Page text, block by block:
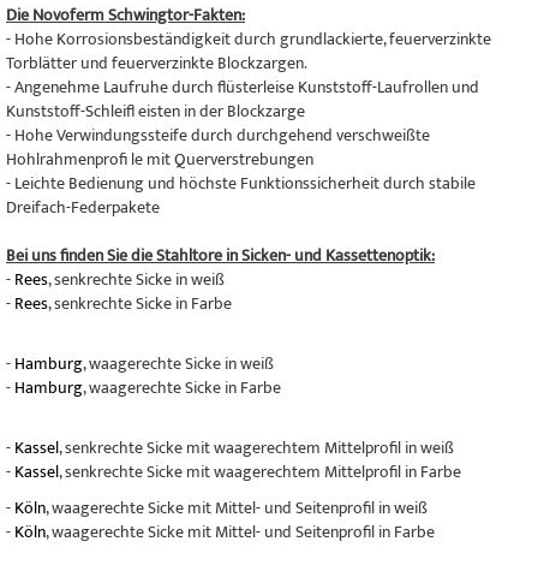
Die Novoferm Schwingtor-Fakten:
- Hohe Korrosionsbeständigkeit durch grundlackierte, feuerverzinkte
Torblätter und feuerverzinkte Blockzargen.
- Angenehme Laufruhe durch flüsterleise Kunststoff-Laufrollen und
Kunststoff-Schleifl eisten in der Blockzarge
- Hohe Verwindungssteife durch durchgehend verschweißte
Hohlrahmenprofi le mit Querverstrebungen
- Leichte Bedienung und höchste Funktionssicherheit durch stabile
Dreifach-Federpakete
Bei uns finden Sie die Stahltore in Sicken- und Kassettenoptik:
-Rees, senkrechte Sicke in weiß
-Rees, senkrechte Sicke in Farbe
-Hamburg, waagerechte Sicke in weiß
-Hamburg, waagerechte Sicke in Farbe
-Kassel, senkrechte Sicke mit waagerechtem Mittelprofil in weiß
-Kassel, senkrechte Sicke mit waagerechtem Mittelprofil in Farbe
-Köln, waagerechte Sicke mit Mittel- und Seitenprofil in weiß
-Köln, waagerechte Sicke mit Mittel- und Seitenprofil in Farbe